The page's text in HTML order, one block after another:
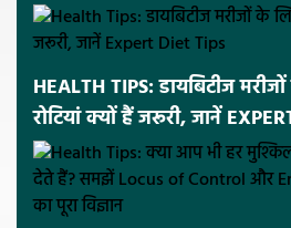
HEALTH TIPS: डायबिटीज
रोटियां क्यों हैं जरूरी, जानें